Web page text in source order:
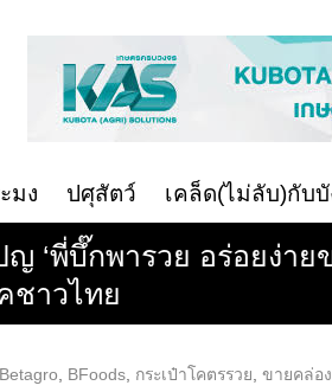
มง ปศุสัตว์ เคล็ด(ไม่ลับ)กับบั
‘พี่บึ๊กพารวย อร่อยง่าย
ชาวไทย
Betagro BFoods กระเป๋าโคตรรวย ขายคล่อง